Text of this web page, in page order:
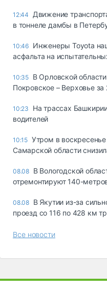
12:44
Движение
в тоннеле дамбы в
10:46 Инженеры Toyota
асфальта на
10:35 В Орловской
Покровское – Верховье
10:23
На трассах
водителей
10:15 Утром в
Самарской области
08.08 В Вологодской
отремонтируют 140-
08.08 В Якутии из-за
проезд со 116 по 428 км
Все новости